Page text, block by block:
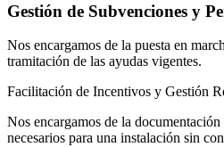
Gestión de Subvenciones y
Nos encargamos de la puesta en
tramitación de las ayudas vigentes.
Facilitación de Incentivos y Gestión
Nos encargamos de la
necesarios para una instalación sin